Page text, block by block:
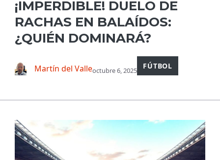
¡IMPERDIBLE! DUELO DE
RACHAS EN BALAÍDOS:
¿QUIÉN DOMINARÁ?
Martín del Valleoctubre 6, 2025 FÚTBOL